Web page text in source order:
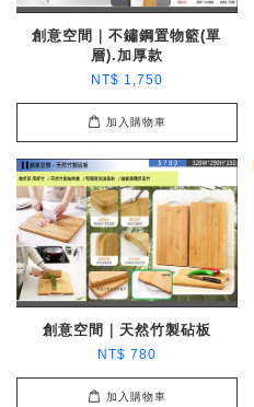
創意空間｜不鏽鋼置物籃(單
層).加厚款
NT$ 1,750
加入購物車
創意空間｜天然竹製砧板
NT$ 780
加入購物車